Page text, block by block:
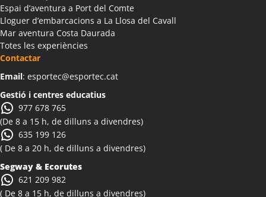
Activitats Família Amics Albesa
Colònies Escolars Albesa
Activitats Teambuilding Empreses Albi
Activitats Família Amics Albi
Colònies Escolars Albi
Activitats Teambuilding Empreses Albinyana
Activitats Família Amics Albinyana
Colònies Escolars Albinyana
Activitats Teambuilding Empreses Albiol
Activitats Família Amics Albiol
Colònies Escolars Albiol
Activitats Teambuilding Empreses Albocàsser
Espai d’aventura a Port del Comte
Lloguer d’embarcacions a La Llosa del Cavall
Mar aventura Costa Daurada
Totes les experiències
Contactar
Email: esportec@esportec.cat
Gestió i centres educatius
977 678 765
(De 8 a 15 h, de dilluns a divendres)
635 199 126
( De 8 a 20 h, de dilluns a divendres)
Segway & Ecorutes
621 209 982
( De 8 a 15 h, de dilluns a divendres)